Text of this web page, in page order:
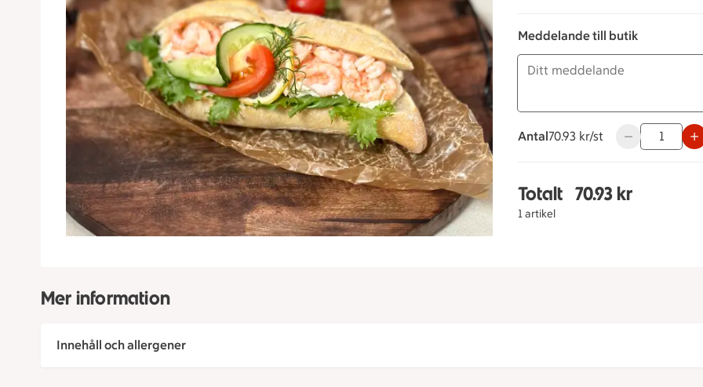
Meddelande till butik
Antal
70.93 kronor styck
70.93 kr/st Använd
Totalt
1 artikel
Totalt 1 stycken
70.93 kr
Mer information
Innehåll och allergener